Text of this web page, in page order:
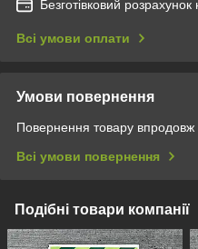
Безготівковий
Всі умови оплати
Умови повернення
Повернення товару впродовж
Всі умови повернення
Подібні товари компанії